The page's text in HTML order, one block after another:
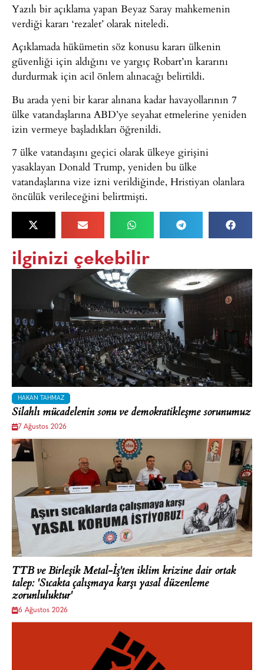
Yazılı bir açıklama yapan Beyaz Saray mahkemenin
verdiği kararı ‘rezalet’ olarak niteledi.
Açıklamada hükümetin söz konusu kararı ülkenin
güvenliği için aldığını ve yargıç Robart’ın kararını
durdurmak için acil önlem alınacağı belirtildi.
Bu arada yeni bir karar alınana kadar havayollarının 7
ülke vatandaşlarına ABD’ye seyahat etmelerine yeniden
izin vermeye başladıkları öğrenildi.
7 ülke vatandaşını geçici olarak ülkeye girişini
yasaklayan Donald Trump, yeniden bu ülke
vatandaşlarına vize izni verildiğinde, Hristiyan olanlara
öncülük verileceğini belirtmişti.
ilginizi çekebilir
HAKAN TAHMAZ
Silahlı mücadelenin sonu ve demokratikleşme sorunumuz
7 Ağustos 2026
TTB ve Birleşik Metal-İş'ten iklim krizine dair ortak
talep: 'Sıcakta çalışmaya karşı yasal düzenleme
zorunluluktur'
6 Ağustos 2026